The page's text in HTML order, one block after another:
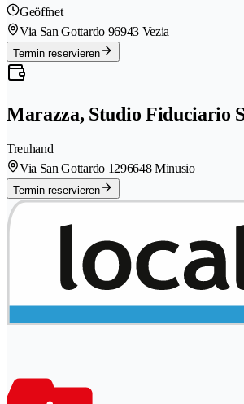
Geöffnet
Via San Gottardo 96943 Vezia
Termin reservieren
Marazza, Studio Fiduciario
Treuhand
Via San Gottardo 1296648 Minusio
Termin reservieren